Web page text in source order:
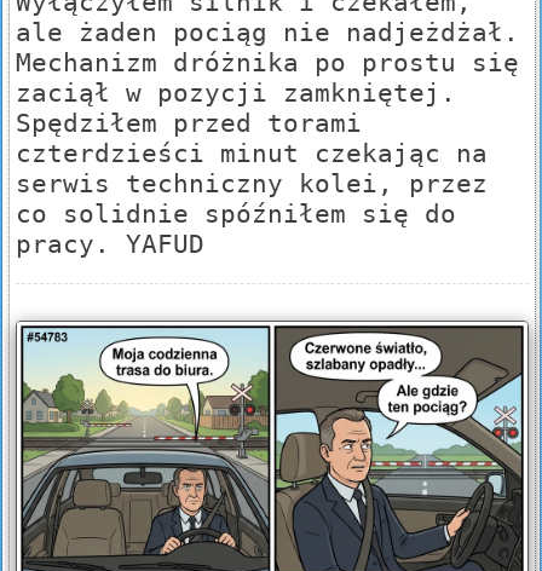
ale żaden pociąg nie nadjeżdżał.
Mechanizm dróżnika po prostu się
zaciął w pozycji zamkniętej.
Spędziłem przed torami
czterdzieści minut czekając na
serwis techniczny kolei, przez
co solidnie spóźniłem się do
pracy. YAFUD